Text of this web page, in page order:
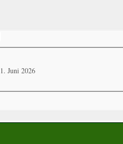
Juni 2026